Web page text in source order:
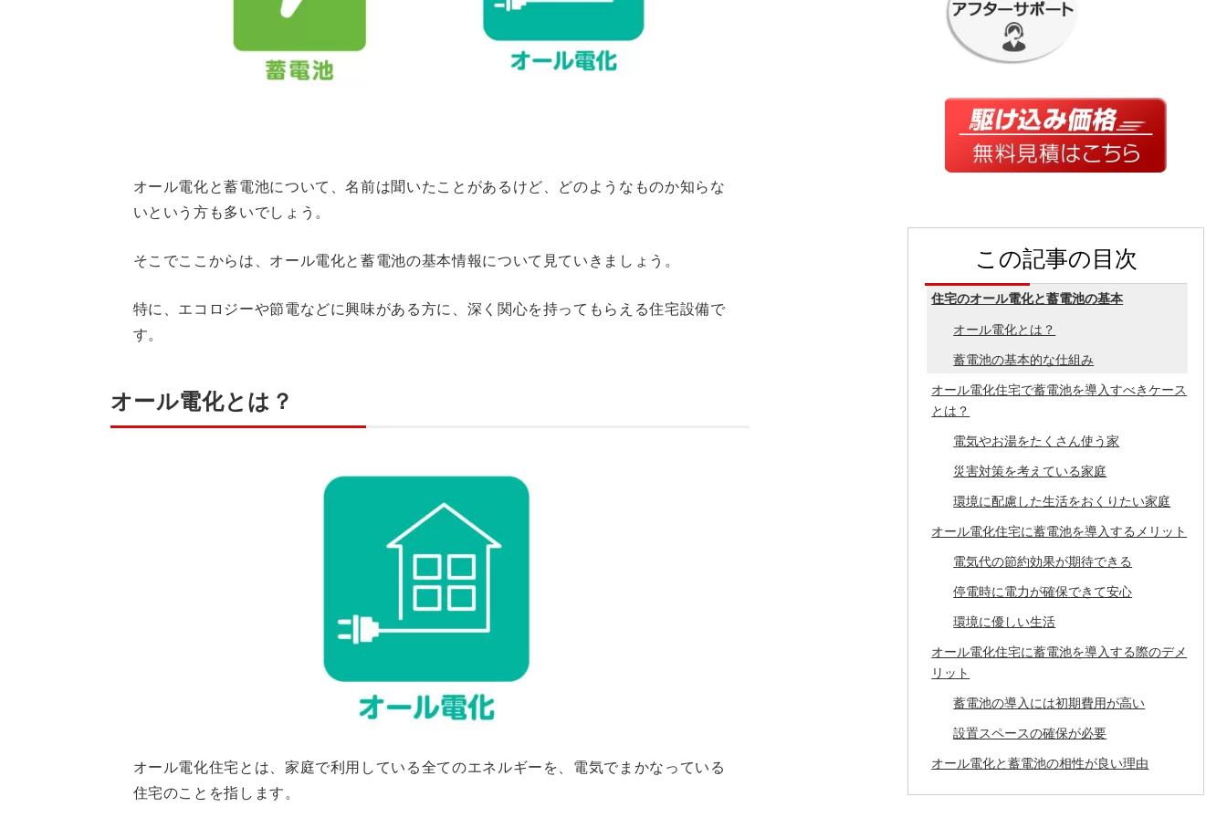
オール電化と蓄電池について、名前は聞いたことがあるけど、どのようなものか知らな
いという方も多いでしょう。
そこでここからは、オール電化と蓄電池の基本情報について見ていきましょう。
特に、エコロジーや節電などに興味がある方に、深く関心を持ってもらえる住宅設備で
す。
オール電化とは？
オール電化住宅とは、家庭で利用している全てのエネルギーを、電気でまかなっている
住宅のことを指します。
この記事の目次
住宅のオール電化と蓄電池の基本
オール電化とは？
蓄電池の基本的な仕組み
オール電化住宅で蓄電池を導入すべきケース
とは？
電気やお湯をたくさん使う家
災害対策を考えている家庭
環境に配慮した生活をおくりたい家庭
オール電化住宅に蓄電池を導入するメリット
電気代の節約効果が期待できる
停電時に電力が確保できて安心
環境に優しい生活
オール電化住宅に蓄電池を導入する際のデメ
リット
蓄電池の導入には初期費用が高い
設置スペースの確保が必要
オール電化と蓄電池の相性が良い理由
エコキュートとの併用で効率アップ